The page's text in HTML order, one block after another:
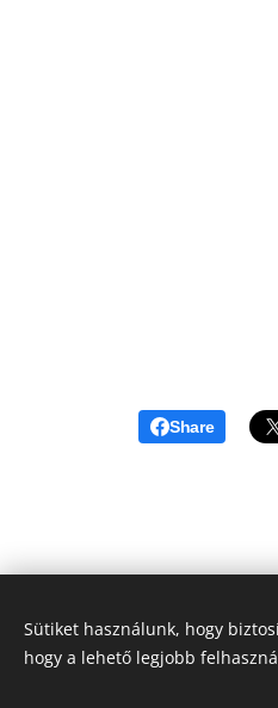
Share
Sütiket használunk, hogy
hogy a lehető legjobb